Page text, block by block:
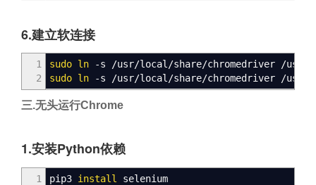
6.建立软连接
1
2
sudo ln -s /usr/local/share/chromedriver /usr
sudo ln -s /usr/local/share/chromedriver /usr
三.无头运行Chrome
1.安装Python依赖
1
pip3 install
selenium